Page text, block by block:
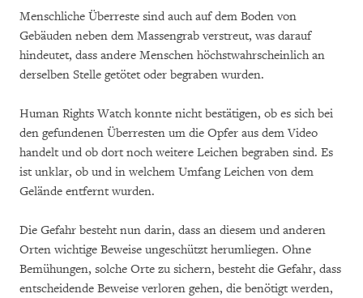
Menschliche Überreste sind auch auf dem Boden von
Gebäuden neben dem Massengrab verstreut, was darauf
hindeutet, dass andere Menschen höchstwahrscheinlich an
derselben Stelle getötet oder begraben wurden.
Human Rights Watch konnte nicht bestätigen, ob es sich bei
den gefundenen Überresten um die Opfer aus dem Video
handelt und ob dort noch weitere Leichen begraben sind. Es
ist unklar, ob und in welchem Umfang Leichen von dem
Gelände entfernt wurden.
Die Gefahr besteht nun darin, dass an diesem und anderen
Orten wichtige Beweise ungeschützt herumliegen. Ohne
Bemühungen, solche Orte zu sichern, besteht die Gefahr, dass
entscheidende Beweise verloren gehen, die benötigt werden,